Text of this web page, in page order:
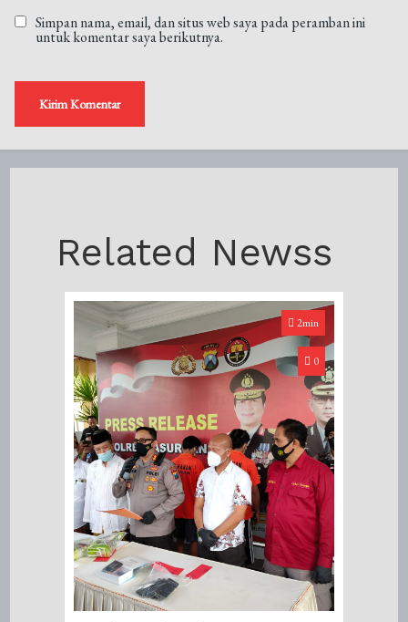
Simpan nama, email, dan situs web saya pada peramban ini
untuk komentar saya berikutnya.
Related Newss
2min
0